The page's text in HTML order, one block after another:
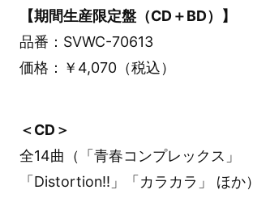
【期間生産限定盤（CD＋BD）】
品番：SVWC-70613
価格：￥4,070（税込）
＜CD＞
全14曲（「青春コンプレックス」
「Distortion‼」「カラカラ」 ほか）